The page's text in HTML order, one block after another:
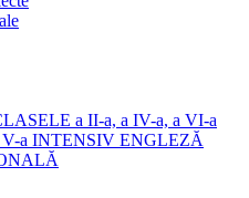
a II-a, a IV-a, a VI-a
a INTENSIV ENGLEZĂ